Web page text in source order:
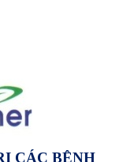
CÁC BỆNH